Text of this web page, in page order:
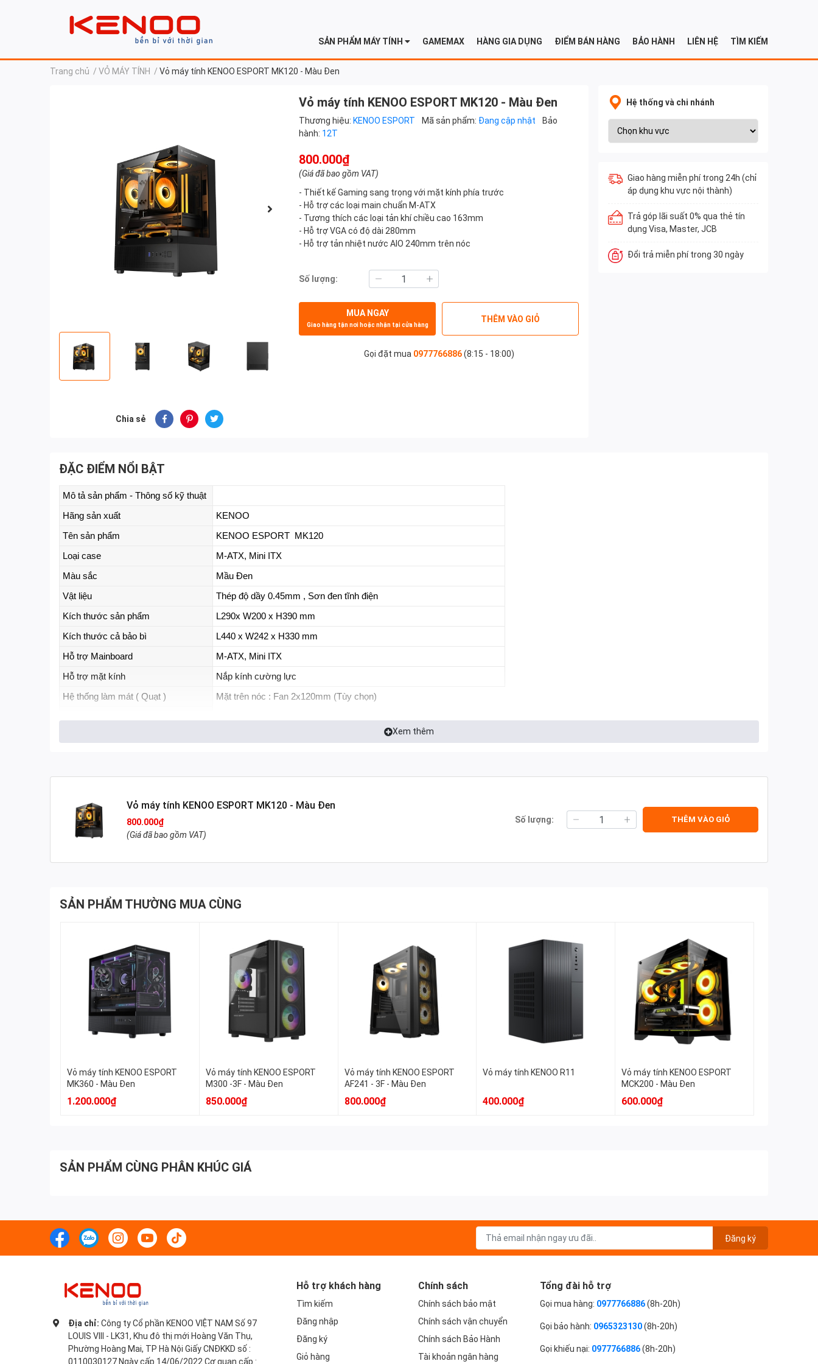
SẢN PHẨM MÁY TÍNH GAMEMAX HÀNG GIA DỤNG ĐIỂM BÁN HÀNG BẢO HÀNH LIÊN HỆ TÌM KIẾM
Trang chủ / VỎ MÁY TÍNH / Vỏ máy tính KENOO ESPORT MK120 - Màu Đen
Chia sẻ
Vỏ máy tính KENOO ESPORT MK120 - Màu Đen
Thương hiệu: KENOO ESPORT Mã sản phẩm: Đang cập nhật
Bảo
hành: 12T
800.000₫
(Giá đã bao gồm VAT)
- Thiết kế Gaming sang trọng với mặt kính phía trước
- Hỗ trợ các loại main chuẩn M-ATX
- Tương thích các loại tản khí chiều cao 163mm
- Hỗ trợ VGA có độ dài 280mm
- Hỗ trợ tản nhiệt nước AIO 240mm trên nóc
Số lượng:
MUA NGAY
Giao hàng tận nơi hoặc nhận tại cửa hàng
THÊM VÀO GIỎ
Gọi đặt mua 0977766886(8:15 - 18:00)
Hệ thống và chi nhánh
Giao hàng miễn phí trong 24h (chỉ
áp dụng khu vực nội thành)
Trả góp lãi suất 0% qua thẻ tín
dụng Visa, Master, JCB
Đổi trả miễn phí trong 30 ngày
ĐẶC ĐIỂM NỔI BẬT
Mô tả sản phẩm - Thông số kỹ thuật
Hãng sản xuất KENOO
Tên sản phẩm KENOO ESPORT MK120
Loại case M-ATX, Mini ITX
Màu sắc Mầu Đen
Vật liệu Thép độ dầy 0.45mm , Sơn đen tĩnh điện
Kích thước sản phẩm L290x W200 x H390 mm
Kích thước cả bảo bì L440 x W242 x H330 mm
Hỗ trợ Mainboard M-ATX, Mini ITX
Hỗ trợ mặt kính Nắp kính cường lực
Hệ thống làm mát ( Quạt )
Mặt trên nóc : Fan 2x120mm (Tùy chọn)
Hỗ trợ tản nhiệt nước AIO Mặt trên nóc : 240mm (Tùy chọn AIO)
Chiều dài tối đa VGA
Hỗ trợ ổ cứng 1 HDD, 2 SSD
USB 3.0 x1 , USB 2.0x1, Audio , Nút bật tắt LED
Xem thêm
Vỏ máy tính KENOO ESPORT MK120 - Màu Đen
800.000₫
(Giá đã bao gồm VAT)
Số lượng: THÊM VÀO GIỎ
SẢN PHẨM THƯỜNG MUA CÙNG
Vỏ máy tính KENOO ESPORT
MK360 - Màu Đen
1.200.000₫
Vỏ máy tính KENOO ESPORT
M300 -3F - Màu Đen
850.000₫
Vỏ máy tính KENOO ESPORT
AF241 - 3F - Màu Đen
800.000₫
Vỏ máy tính KENOO R11
400.000₫
Vỏ máy tính KENOO ESPORT
MCK200 - Màu Đen
600.000₫
SẢN PHẨM CÙNG PHÂN KHÚC GIÁ
Đăng ký
Địa chỉ: Công ty Cổ phần KENOO VIỆT NAM Số 97
LOUIS VIII - LK31, Khu đô thị mới Hoàng Văn Thụ,
Phường Hoàng Mai, TP Hà Nội Giấy CNĐKKD số :
0110030127 Ngày cấp 14/06/2022 Cơ quan cấp :
Hỗ trợ khách hàng
Tìm kiếm
Đăng nhập
Đăng ký
Giỏ hàng
Chính sách
Chính sách bảo mật
Chính sách vận chuyển
Chính sách Bảo Hành
Tài khoản ngân hàng
Tổng đài hỗ trợ
Gọi mua hàng: 0977766886(8h-20h)
Gọi bảo hành: 0965323130(8h-20h)
Gọi khiếu nại: 0977766886(8h-20h)